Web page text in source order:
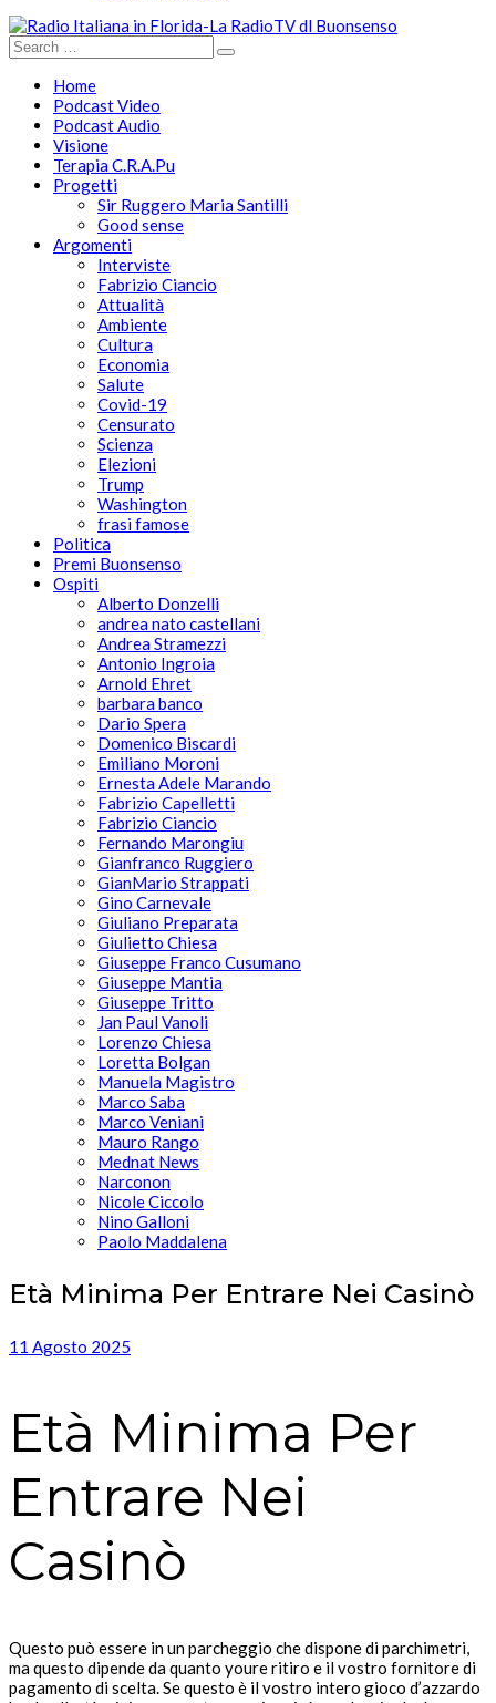
Home
Podcast Video
Podcast Audio
Visione
Terapia C.R.A.Pu
Progetti
Sir Ruggero Maria Santilli
Good sense
Argomenti
Interviste
Fabrizio Ciancio
Attualità
Ambiente
Cultura
Economia
Salute
Covid-19
Censurato
Scienza
Elezioni
Trump
Washington
frasi famose
Politica
Premi Buonsenso
Ospiti
Alberto Donzelli
andrea nato castellani
Andrea Stramezzi
Antonio Ingroia
Arnold Ehret
barbara banco
Dario Spera
Domenico Biscardi
Emiliano Moroni
Ernesta Adele Marando
Fabrizio Capelletti
Fabrizio Ciancio
Fernando Marongiu
Gianfranco Ruggiero
GianMario Strappati
Gino Carnevale
Giuliano Preparata
Giulietto Chiesa
Giuseppe Franco Cusumano
Giuseppe Mantia
Giuseppe Tritto
Jan Paul Vanoli
Lorenzo Chiesa
Loretta Bolgan
Manuela Magistro
Marco Saba
Marco Veniani
Mauro Rango
Mednat News
Narconon
Nicole Ciccolo
Nino Galloni
Paolo Maddalena
Età Minima Per Entrare Nei Casinò
11 Agosto 2025
Età Minima Per
Entrare Nei
Casinò
Questo può essere in un parcheggio che dispone di parchimetri,
ma questo dipende da quanto youre ritiro e il vostro fornitore di
pagamento di scelta. Se questo è il vostro intero gioco d’azzardo